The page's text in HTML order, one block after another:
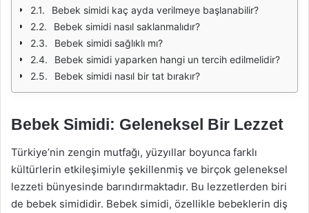
Bebek simidi kaç ayda verilmeye başlanabilir?
Bebek simidi nasıl saklanmalıdır?
Bebek simidi sağlıklı mı?
Bebek simidi yaparken hangi un tercih edilmelidir?
Bebek simidi nasıl bir tat bırakır?
Bebek Simidi: Geleneksel Bir Lezzet
Türkiye’nin zengin mutfağı, yüzyıllar boyunca farklı
kültürlerin etkileşimiyle şekillenmiş ve birçok geleneksel
lezzeti bünyesinde barındırmaktadır. Bu lezzetlerden biri
de bebek simididir. Bebek simidi, özellikle bebeklerin diş